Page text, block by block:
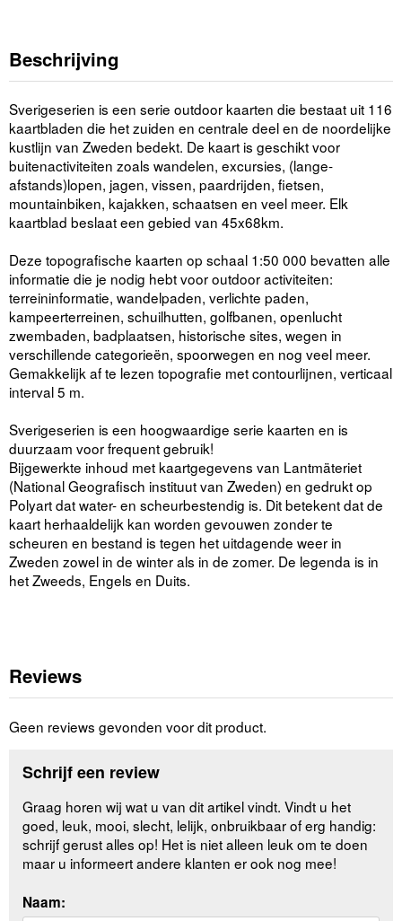
Beschrijving
Sverigeserien is een serie outdoor kaarten die bestaat uit 116
kaartbladen die het zuiden en centrale deel en de noordelijke
kustlijn van Zweden bedekt. De kaart is geschikt voor
buitenactiviteiten zoals wandelen, excursies, (lange-
afstands)lopen, jagen, vissen, paardrijden, fietsen,
mountainbiken, kajakken, schaatsen en veel meer. Elk
kaartblad beslaat een gebied van 45x68km.
Deze topografische kaarten op schaal 1:50 000 bevatten alle
informatie die je nodig hebt voor outdoor activiteiten:
terreininformatie, wandelpaden, verlichte paden,
kampeerterreinen, schuilhutten, golfbanen, openlucht
zwembaden, badplaatsen, historische sites, wegen in
verschillende categorieën, spoorwegen en nog veel meer.
Gemakkelijk af te lezen topografie met contourlijnen, verticaal
interval 5 m.
Sverigeserien is een hoogwaardige serie kaarten en is
duurzaam voor frequent gebruik!
Bijgewerkte inhoud met kaartgegevens van Lantmäteriet
(National Geografisch instituut van Zweden) en gedrukt op
Polyart dat water- en scheurbestendig is. Dit betekent dat de
kaart herhaaldelijk kan worden gevouwen zonder te
scheuren en bestand is tegen het uitdagende weer in
Zweden zowel in de winter als in de zomer. De legenda is in
het Zweeds, Engels en Duits.
Reviews
Geen reviews gevonden voor dit product.
Schrijf een review
Graag horen wij wat u van dit artikel vindt. Vindt u het
goed, leuk, mooi, slecht, lelijk, onbruikbaar of erg handig:
schrijf gerust alles op! Het is niet alleen leuk om te doen
maar u informeert andere klanten er ook nog mee!
Naam: